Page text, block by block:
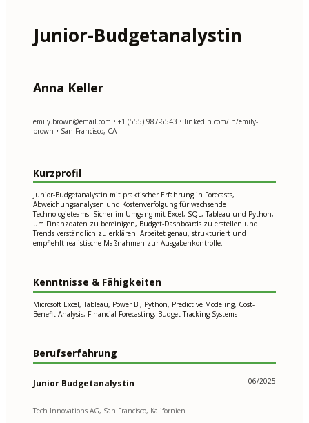
Junior-Budgetanalystin
Anna Keller
emily.brown@email.com • +1 (555) 987-6543 • linkedin.com/in/emily-
brown • San Francisco, CA
Kurzprofil
Junior-Budgetanalystin mit praktischer Erfahrung in Forecasts,
Abweichungsanalysen und Kostenverfolgung für wachsende
Technologieteams. Sicher im Umgang mit Excel, SQL, Tableau und Python,
um Finanzdaten zu bereinigen, Budget-Dashboards zu erstellen und
Trends verständlich zu erklären. Arbeitet genau, strukturiert und
empfiehlt realistische Maßnahmen zur Ausgabenkontrolle.
Kenntnisse & Fähigkeiten
Microsoft Excel, Tableau, Power BI, Python, Predictive Modeling, Cost-
Benefit Analysis, Financial Forecasting, Budget Tracking Systems
Berufserfahrung
Junior Budgetanalystin 06/2025
Tech Innovations AG, San Francisco, Kalifornien